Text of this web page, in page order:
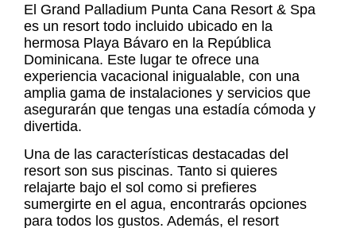
El Grand Palladium Punta Cana Resort & Spa
es un resort todo incluido ubicado en la
hermosa Playa Bávaro en la República
Dominicana. Este lugar te ofrece una
experiencia vacacional inigualable, con una
amplia gama de instalaciones y servicios que
asegurarán que tengas una estadía cómoda y
divertida.
Una de las características destacadas del
resort son sus piscinas. Tanto si quieres
relajarte bajo el sol como si prefieres
sumergirte en el agua, encontrarás opciones
para todos los gustos. Además, el resort